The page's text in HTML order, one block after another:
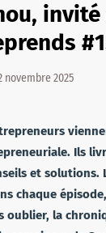
invité
novembre 2025
Ils
et solutions.
chaque
oublier, la